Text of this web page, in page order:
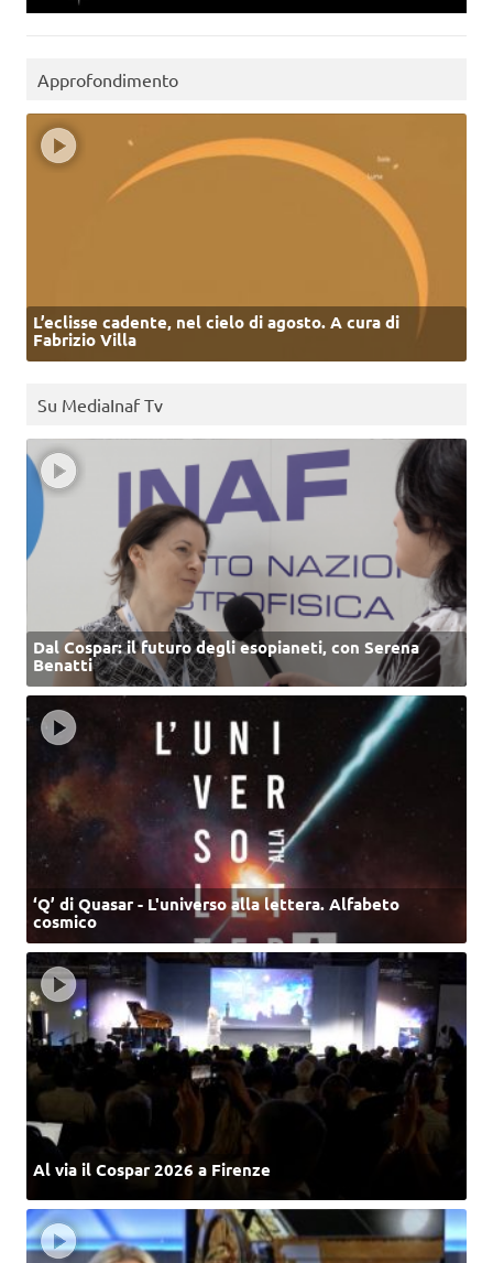
Approfondimento
L’eclisse cadente, nel cielo di agosto. A cura di
Fabrizio Villa
Su MediaInaf Tv
Dal Cospar: il futuro degli esopianeti, con Serena
Benatti
‘Q’ di Quasar - L'universo alla lettera. Alfabeto
cosmico
Al via il Cospar 2026 a Firenze